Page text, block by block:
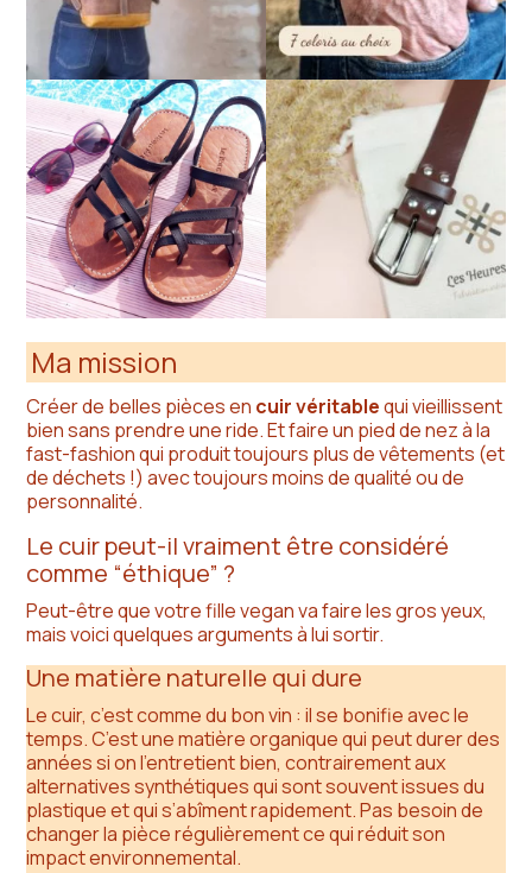
Ma mission
Créer de belles pièces en cuir véritablequi vieillissent
bien sans prendre une ride. Et faire un pied de nez à la
fast-fashion qui produit toujours plus de vêtements (et
de déchets !) avec toujours moins de qualité ou de
personnalité.
Le cuir peut-il vraiment être considéré
comme “éthique” ?
Peut-être que votre fille vegan va faire les gros yeux,
mais voici quelques arguments à lui sortir.
Une matière naturelle qui dure
Le cuir, c’est comme du bon vin : il se bonifie avec le
temps. C’est une matière organique qui peut durer des
années si on l’entretient bien, contrairement aux
alternatives synthétiques qui sont souvent issues du
plastique et qui s’abîment rapidement. Pas besoin de
changer la pièce régulièrement ce qui réduit son
impact environnemental.